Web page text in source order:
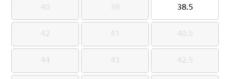
38.5
38.5
39
39
40
40
40.5
40.5
41
41
42
42
42.5
42.5
43
43
44
44